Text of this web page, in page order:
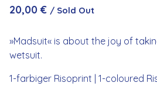
20,00 € / Sold Out
»Madsuit« is about the joy of
wetsuit.
1-farbiger Risoprint | 1-coloured